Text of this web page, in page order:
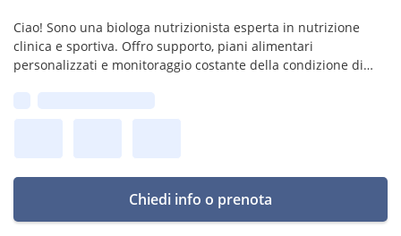
Ciao! Sono una biologa nutrizionista esperta in nutrizione
clinica e sportiva. Offro supporto, piani alimentari
personalizzati e monitoraggio costante della condizione di
Chiedi info o prenota